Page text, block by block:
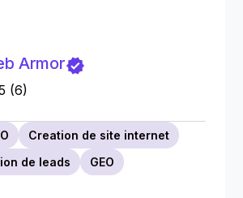
Armor
(6)
Creation de site internet
de leads
GEO